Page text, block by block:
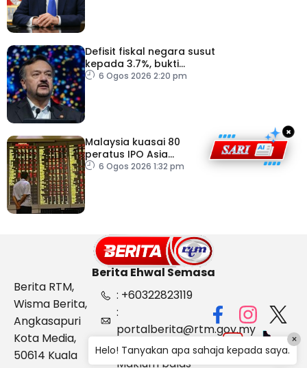
Defisit fiskal negara susut
kepada 3.7%, bukti
keyakinan pelabur masih
6 Ogos 2026 2:20 pm
Malaysia kuasai 80
peratus IPO Asia
Tenggara, kumpul AS$1.4
6 Ogos 2026 1:32 pm
×
Berita Ehwal Semasa
Berita RTM,
Wisma Berita,
Angkasapuri
Kota Media,
50614 Kuala
: +60322823119
:
portalberita@rtm.gov.my
: Aduan &
Maklum balas
Helo! Tanyakan apa sahaja kepada saya.
×